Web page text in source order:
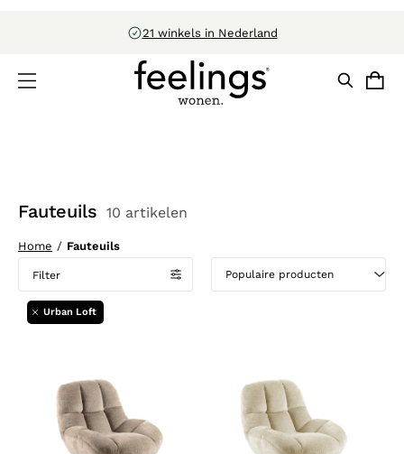
CBW-erkend
Fauteuils 10 artikelen
Home / Fauteuils
Filter
Urban Loft